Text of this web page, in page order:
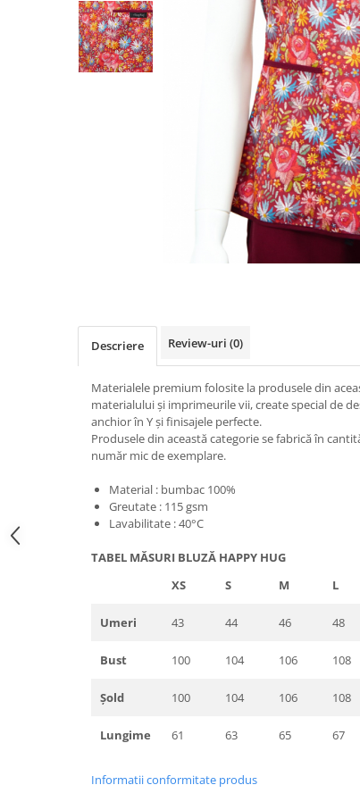
Pălării de Soare
Descriere Review-uri (0)
Materialele premium folosite la produsele din
materialului și imprimeurile vii, create special de
anchior în Y și finisajele perfecte.
Produsele din această categorie se fabrică în
număr mic de exemplare.
Material : bumbac 100%
Greutate : 115 gsm
Lavabilitate : 40°C
TABEL MĂSURI BLUZĂ HAPPY HUG
XS
S M L
Umeri 43 44 46 48
Bust 100 104 106 108
Șold 100 104 106 108
Lungime 61 63 65 67
Informatii conformitate produs